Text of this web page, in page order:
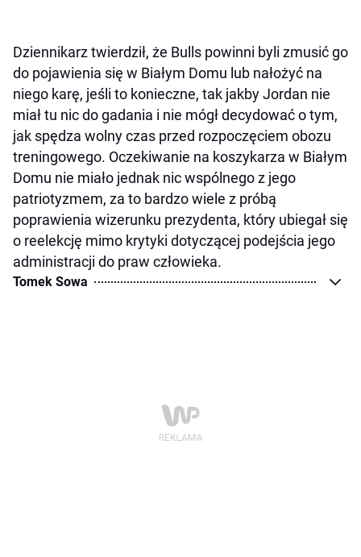
Dziennikarz twierdził, że Bulls powinni byli zmusić go
do pojawienia się w Białym Domu lub nałożyć na
niego karę, jeśli to konieczne, tak jakby Jordan nie
miał tu nic do gadania i nie mógł decydować o tym,
jak spędza wolny czas przed rozpoczęciem obozu
treningowego. Oczekiwanie na koszykarza w Białym
Domu nie miało jednak nic wspólnego z jego
patriotyzmem, za to bardzo wiele z próbą
poprawienia wizerunku prezydenta, który ubiegał się
o reelekcję mimo krytyki dotyczącej podejścia jego
administracji do praw człowieka.
Tomek Sowa